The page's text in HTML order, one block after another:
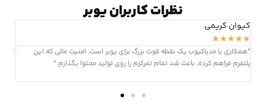
نظرات کاربران یوبر
کیوان کریمی
★
★
★
★
★
"همکاری با مدیاکیوب یک نقطه قوت بزرگ برای یوبر است. امنیت مالی که این
پلتفرم فراهم کرده، باعث شد تمام تمرکزم را روی تولید محتوا بگذارم."